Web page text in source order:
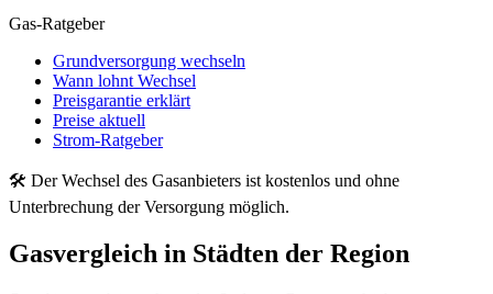
Gas-Ratgeber
Grundversorgung wechseln
Wann lohnt Wechsel
Preisgarantie erklärt
Preise aktuell
Strom-Ratgeber
🛠 Der Wechsel des Gasanbieters ist kostenlos und ohne
Unterbrechung der Versorgung möglich.
Gasvergleich in Städten der Region